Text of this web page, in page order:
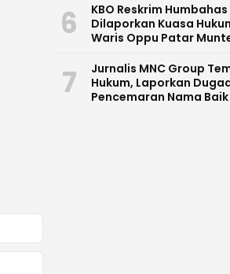
6
KBO Reskrim Humbahas
Dilaporkan Kuasa
Waris Oppu Patar
7
Jurnalis MNC Group
Hukum, Laporkan
Pencemaran Nama Baik